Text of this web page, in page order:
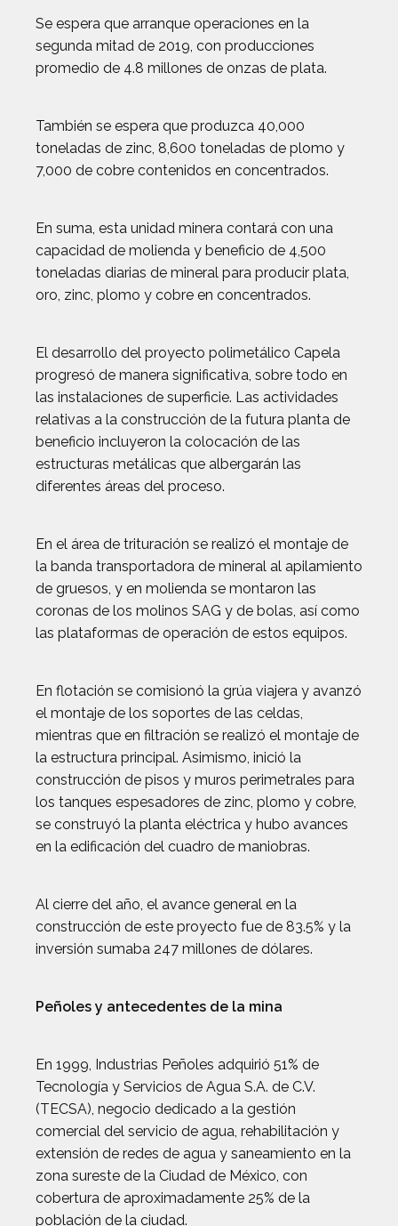
Se espera que arranque operaciones en la
segunda mitad de 2019, con producciones
promedio de 4.8 millones de onzas de plata.
También se espera que produzca 40,000
toneladas de zinc, 8,600 toneladas de plomo y
7,000 de cobre contenidos en concentrados.
En suma, esta unidad minera contará con una
capacidad de molienda y beneficio de 4,500
toneladas diarias de mineral para producir plata,
oro, zinc, plomo y cobre en concentrados.
El desarrollo del proyecto polimetálico Capela
progresó de manera significativa, sobre todo en
las instalaciones de superficie. Las actividades
relativas a la construcción de la futura planta de
beneficio incluyeron la colocación de las
estructuras metálicas que albergarán las
diferentes áreas del proceso.
En el área de trituración se realizó el montaje de
la banda transportadora de mineral al apilamiento
de gruesos, y en molienda se montaron las
coronas de los molinos SAG y de bolas, así como
las plataformas de operación de estos equipos.
En flotación se comisionó la grúa viajera y avanzó
el montaje de los soportes de las celdas,
mientras que en filtración se realizó el montaje de
la estructura principal. Asimismo, inició la
construcción de pisos y muros perimetrales para
los tanques espesadores de zinc, plomo y cobre,
se construyó la planta eléctrica y hubo avances
en la edificación del cuadro de maniobras.
Al cierre del año, el avance general en la
construcción de este proyecto fue de 83.5% y la
inversión sumaba 247 millones de dólares.
Peñoles y antecedentes de la mina
En 1999, Industrias Peñoles adquirió 51% de
Tecnología y Servicios de Agua S.A. de C.V.
(TECSA), negocio dedicado a la gestión
comercial del servicio de agua, rehabilitación y
extensión de redes de agua y saneamiento en la
zona sureste de la Ciudad de México, con
cobertura de aproximadamente 25% de la
población de la ciudad.